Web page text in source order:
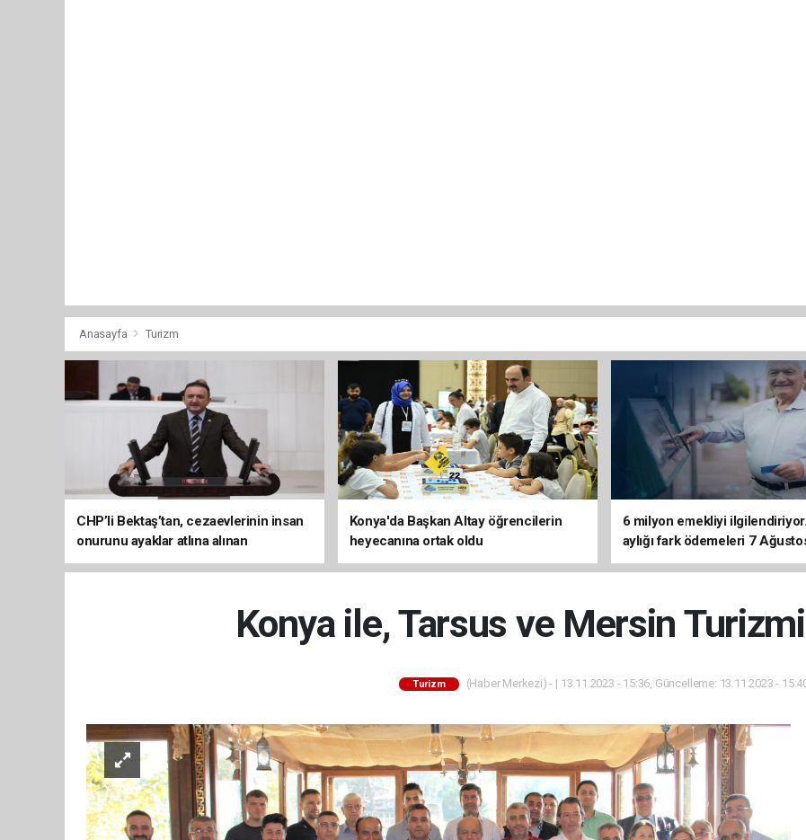
Anasayfa Turizm
CHP’li Bektaş’tan, cezaevlerinin insan
onurunu ayaklar atlına alınan
mekânlara dönüşmesine tepki
Konya'da Başkan Altay öğrencilerin
heyecanına ortak oldu
6 milyon emekliyi
aylığı fark ödemeleri 7
hesaplarda
Konya ile, Tarsus ve Mersin
Turizm (Haber Merkezi) - | 13.11.2023 - 15:36, Güncelleme: 13.11.2023 -